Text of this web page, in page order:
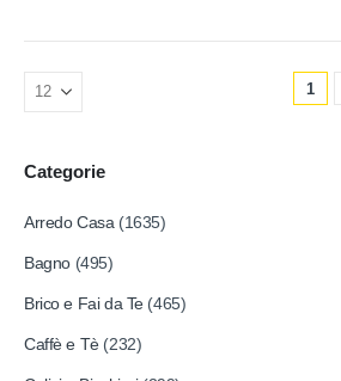
1
Categorie
Arredo Casa (1635)
Bagno (495)
Brico e Fai da Te (465)
Caffè e Tè (232)